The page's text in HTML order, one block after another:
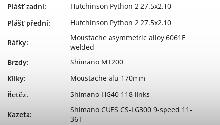
Plášť zadní:
Hutchinson Python 2 27.5x2.10
Plášť přední: Hutchinson Python 2 27.5x2.10
Ráfky:
Moustache asymmetric alloy 6061E
welded
Brzdy:
Shimano MT200
Kliky:
Moustache alu 170mm
Řetěz: Shimano HG40 118 links
Kazeta:
Shimano CUES CS-LG300 9-speed 11-
36T